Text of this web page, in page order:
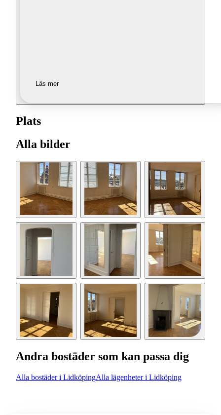
Läs mer
Plats
Alla bilder
Andra bostäder som kan passa dig
Alla bostäder i LidköpingAlla lägenheter i Lidköping